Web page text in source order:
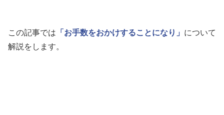
この記事では 「お手数をおかけすることになり」 について
解説をします。